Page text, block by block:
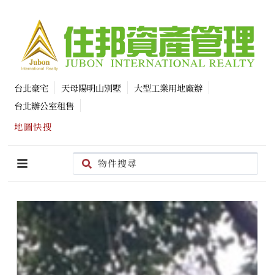
台北豪宅 天母陽明山別墅
大型工業用地廠辦
台北辦公室租售
地圖快搜